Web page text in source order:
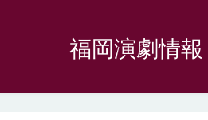
福岡演劇情